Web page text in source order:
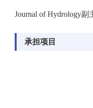
Journal of Hydrology副
承担项目